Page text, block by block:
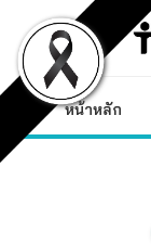
content
หน้าหลัก